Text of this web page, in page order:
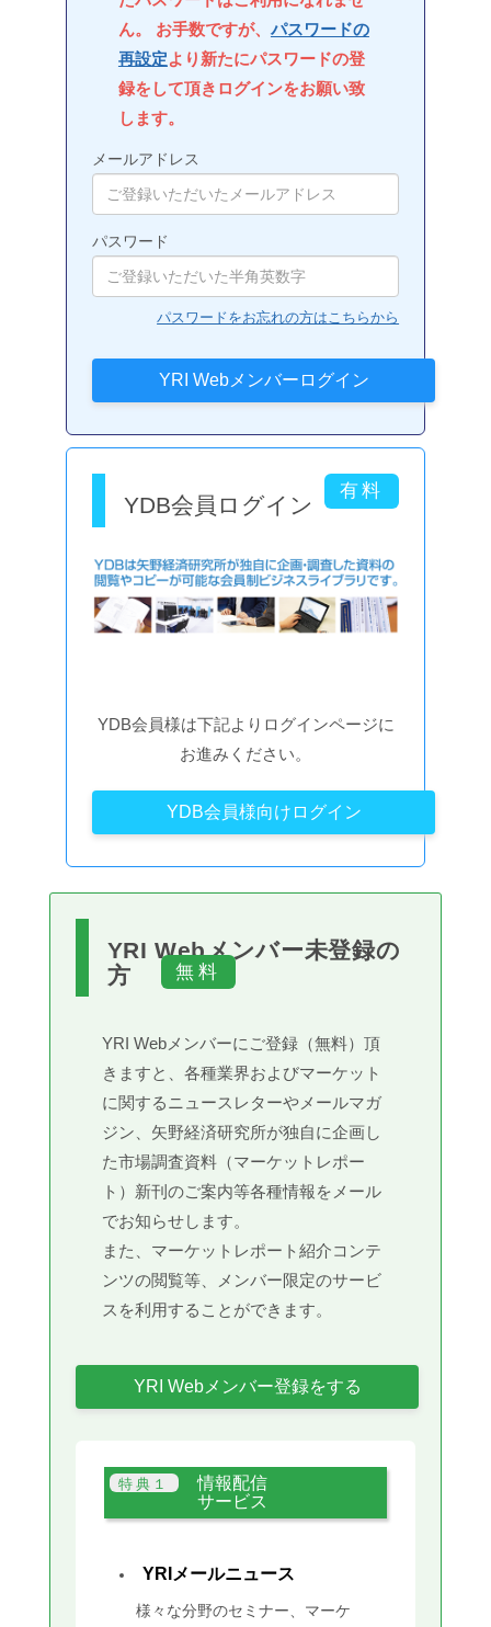
ん。 お手数ですが、 パスワードの
再設定より新たにパスワードの登
録をして頂きログインをお願い致
します。
メールアドレス
パスワード
パスワードをお忘れの方はこちらから
YDB会員ログイン
YDB会員様は下記よりログインページに
お進みください。
YDB会員様向けログイン
YRI Webメンバー未登録の
方
YRI Webメンバーにご登録（無料）頂
きますと、各種業界およびマーケット
に関するニュースレターやメールマガ
ジン、矢野経済研究所が独自に企画し
た市場調査資料（マーケットレポー
ト）新刊のご案内等各種情報をメール
でお知らせします。
また、マーケットレポート紹介コンテ
ンツの閲覧等、メンバー限定のサービ
スを利用することができます。
YRI Webメンバー登録をする
情報配信
サービス
YRIメールニュース
様々な分野のセミナー、マーケ